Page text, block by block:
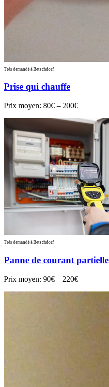
Très demandé à Betschdorf
Prise qui chauffe
Prix moyen: 80€ – 200€
Très demandé à Betschdorf
Panne de courant partielle
Prix moyen: 90€ – 220€